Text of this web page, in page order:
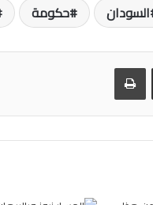
السودان حكومة
مشاركة عبر البريد طباعة